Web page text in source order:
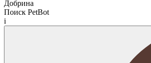
Добрина
Поиск PetBot
i